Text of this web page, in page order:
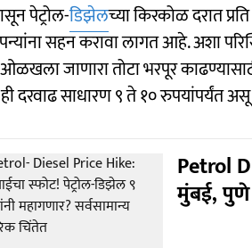
पेट्रोल-डिझेलच्या किरकोळ दरात
सहन करावा लागत आहे. अशा
जाणारा तोटा भरपूर
दरवाढ साधारण ९ ते १० रुपयांपर्यंत
Petrol
मुंबई, पुणे